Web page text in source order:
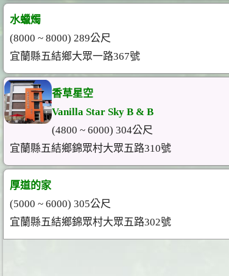
水蠟燭
(8000 ~ 8000) 289公尺
宜蘭縣五結鄉大眾一路367號
香草星空
Vanilla Star Sky B & B
(4800 ~ 6000) 304公尺
宜蘭縣五結鄉錦眾村大眾五路310號
厚道的家
(5000 ~ 6000) 305公尺
宜蘭縣五結鄉錦眾村大眾五路302號